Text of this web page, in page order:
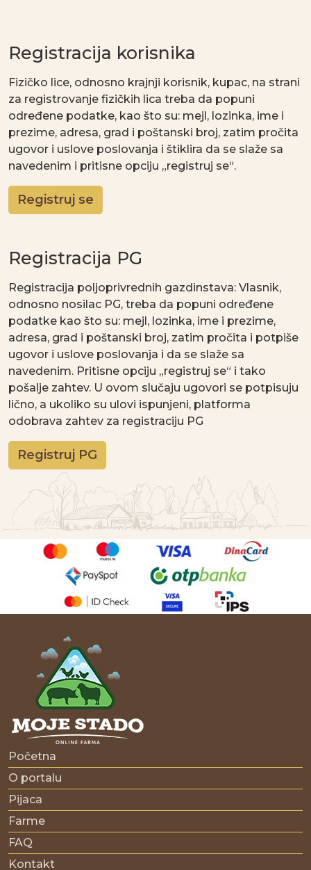
Registracija korisnika
Fizičko lice, odnosno krajnji korisnik, kupac, na strani
za registrovanje fizičkih lica treba da popuni
određene podatke, kao što su: mejl, lozinka, ime i
prezime, adresa, grad i poštanski broj, zatim pročita
ugovor i uslove poslovanja i štiklira da se slaže sa
navedenim i pritisne opciju „registruj se“.
Registruj se
Registracija PG
Registracija poljoprivrednih gazdinstava: Vlasnik,
odnosno nosilac PG, treba da popuni određene
podatke kao što su: mejl, lozinka, ime i prezime,
adresa, grad i poštanski broj, zatim pročita i potpiše
ugovor i uslove poslovanja i da se slaže sa
navedenim. Pritisne opciju „registruj se“ i tako
pošalje zahtev. U ovom slučaju ugovori se potpisuju
lično, a ukoliko su ulovi ispunjeni, platforma
odobrava zahtev za registraciju PG
Registruj PG
Početna
O portalu
Pijaca
Farme
FAQ
Kontakt